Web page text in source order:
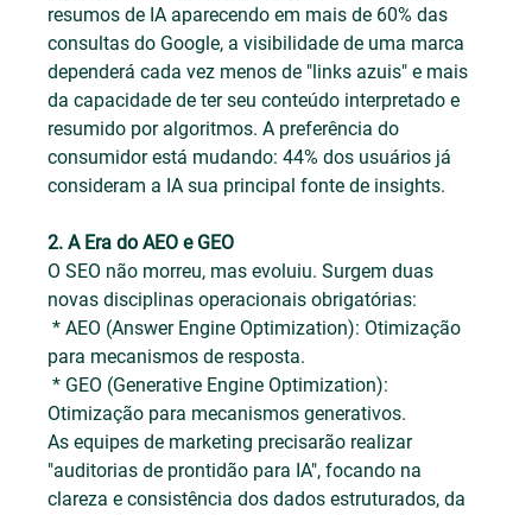
resumos de IA aparecendo em mais de 60% das
consultas do Google, a visibilidade de uma marca
dependerá cada vez menos de "links azuis" e mais
da capacidade de ter seu conteúdo interpretado e
resumido por algoritmos. A preferência do
consumidor está mudando: 44% dos usuários já
consideram a IA sua principal fonte de insights.
2. A Era do AEO e GEO
O SEO não morreu, mas evoluiu. Surgem duas
novas disciplinas operacionais obrigatórias:
* AEO (Answer Engine Optimization): Otimização
para mecanismos de resposta.
* GEO (Generative Engine Optimization):
Otimização para mecanismos generativos.
As equipes de marketing precisarão realizar
"auditorias de prontidão para IA", focando na
clareza e consistência dos dados estruturados, da